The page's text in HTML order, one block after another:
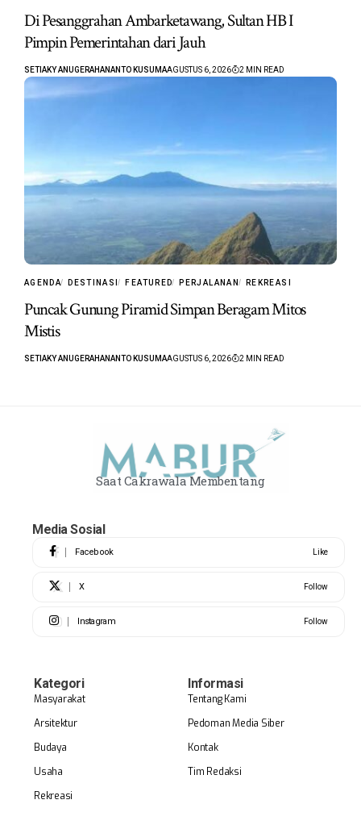
Di Pesanggrahan Ambarketawang, Sultan HB I
Pimpin Pemerintahan dari Jauh
SETIAKY ANUGERAHANANTO KUSUMAAGUSTUS 6, 2026 2 MIN READ
AGENDA DESTINASI FEATURED PERJALANAN REKREASI
Puncak Gunung Piramid Simpan Beragam Mitos
Mistis
SETIAKY ANUGERAHANANTO KUSUMAAGUSTUS 6, 2026 2 MIN READ
Saat Cakrawala Membentang
Media Sosial
Facebook Like
X Follow
Instagram Follow
Kategori
Masyarakat
Arsitektur
Budaya
Usaha
Rekreasi
Informasi
Tentang Kami
Pedoman Media Siber
Kontak
Tim Redaksi